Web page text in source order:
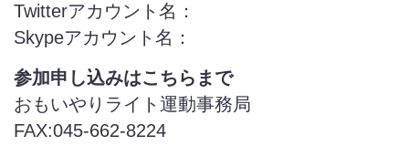
Twitterアカウント名：
Skypeアカウント名：
参加申し込みはこちらまで
おもいやりライト運動事務局
FAX:045-662-8224